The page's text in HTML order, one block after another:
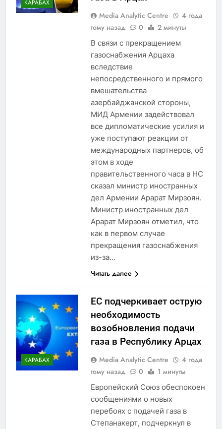
КАРАБАХ
Media Analytic Centre
4 года
тому назад
0 2 минуты
В связи с прекращением
газоснабжения Арцаха
вследствие
непосредственного и прямого
вмешательства
азербайджанской стороны,
МИД Армении задействовал
все дипломатические усилия и
уже поступают реакции от
международных партнеров, об
этом в ходе
правительственного часа в НС
сказал министр иностранных
дел Армении Арарат Мирзоян.
Министр иностранных дел
Арарат Мирзоян отметил, что
как в первом случае
прекращения газоснабжения
из-за…
Читать далее
КАРАБАХ
ЕС подчеркивает острую
необходимость
возобновления подачи
газа в Республику Арцах
Media Analytic Centre
4 года
тому назад
0 1 минуты
Европейский Союз обеспокоен
сообщениями о новых
перебоях с подачей газа в
Степанакерт, подчеркнул в